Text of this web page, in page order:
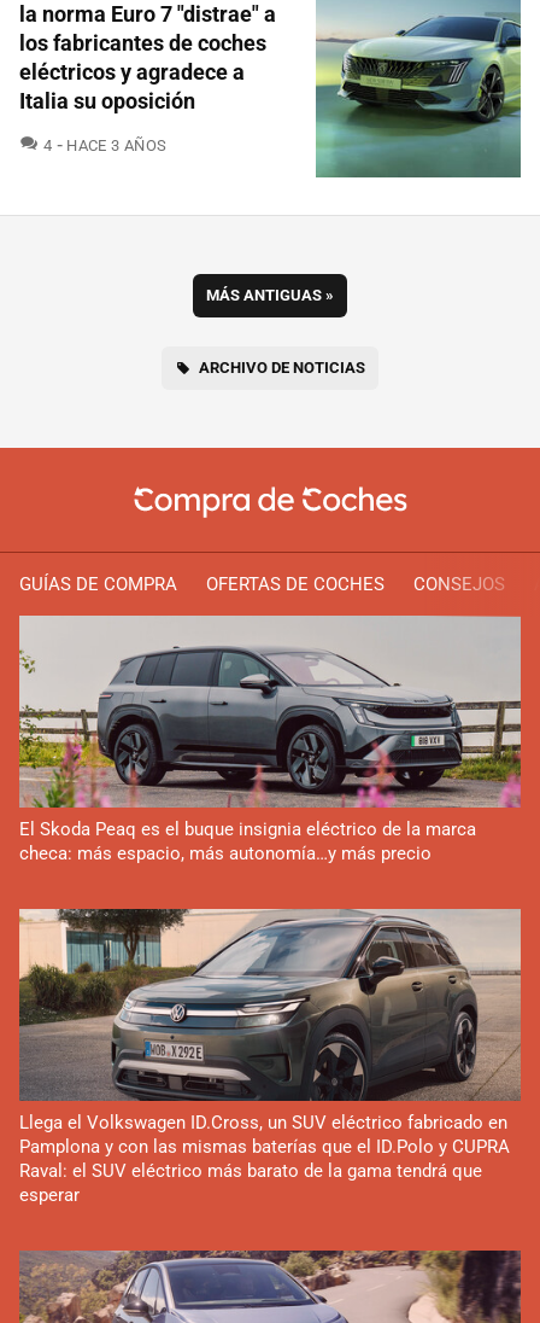
la norma Euro 7 "distrae" a
los fabricantes de coches
eléctricos y agradece a
Italia su oposición
4 COMENTARIOS
HACE 3 AÑOS
MÁS ANTIGUAS »
ARCHIVO DE NOTICIAS
GUÍAS DE COMPRA OFERTAS DE COCHES CONSEJOS
El Skoda Peaq es el buque insignia eléctrico de la marca
checa: más espacio, más autonomía…y más precio
Llega el Volkswagen ID.Cross, un SUV eléctrico fabricado en
Pamplona y con las mismas baterías que el ID.Polo y CUPRA
Raval: el SUV eléctrico más barato de la gama tendrá que
esperar